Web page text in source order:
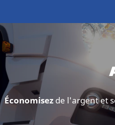
Économisezde l'argent et